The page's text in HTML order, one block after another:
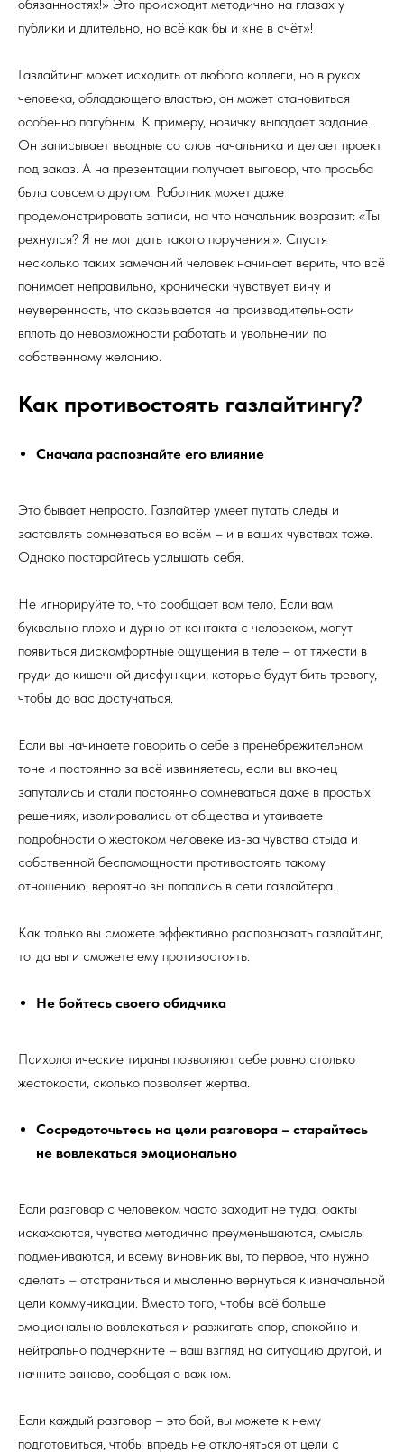
обязанностях!» Это происходит методично на глазах у
публики и длительно, но всё как бы и «не в счёт»!
Газлайтинг может исходить от любого коллеги, но в руках
человека, обладающего властью, он может становиться
особенно пагубным. К примеру, новичку выпадает задание.
Он записывает вводные со слов начальника и делает проект
под заказ. А на презентации получает выговор, что просьба
была совсем о другом. Работник может даже
продемонстрировать записи, на что начальник возразит: «Ты
рехнулся? Я не мог дать такого поручения!». Спустя
несколько таких замечаний человек начинает верить, что всё
понимает неправильно, хронически чувствует вину и
неуверенность, что сказывается на производительности
вплоть до невозможности работать и увольнении по
собственному желанию.
Как противостоять газлайтингу?
Сначала распознайте его влияние
Это бывает непросто. Газлайтер умеет путать следы и
заставлять сомневаться во всём – и в ваших чувствах тоже.
Однако постарайтесь услышать себя.
Не игнорируйте то, что сообщает вам тело. Если вам
буквально плохо и дурно от контакта с человеком, могут
появиться дискомфортные ощущения в теле – от тяжести в
груди до кишечной дисфункции, которые будут бить тревогу,
чтобы до вас достучаться.
Если вы начинаете говорить о себе в пренебрежительном
тоне и постоянно за всё извиняетесь, если вы вконец
запутались и стали постоянно сомневаться даже в простых
решениях, изолировались от общества и утаиваете
подробности о жестоком человеке из-за чувства стыда и
собственной беспомощности противостоять такому
отношению, вероятно вы попались в сети газлайтера.
Как только вы сможете эффективно распознавать газлайтинг,
тогда вы и сможете ему противостоять.
Не бойтесь своего обидчика
Психологические тираны позволяют себе ровно столько
жестокости, сколько позволяет жертва.
Сосредоточьтесь на цели разговора – старайтесь
не вовлекаться эмоционально
Если разговор с человеком часто заходит не туда, факты
искажаются, чувства методично преуменьшаются, смыслы
подмениваются, и всему виновник вы, то первое, что нужно
сделать – отстраниться и мысленно вернуться к изначальной
цели коммуникации. Вместо того, чтобы всё больше
эмоционально вовлекаться и разжигать спор, спокойно и
нейтрально подчеркните – ваш взгляд на ситуацию другой, и
начните заново, сообщая о важном.
Если каждый разговор – это бой, вы можете к нему
подготовиться, чтобы впредь не отклоняться от цели с